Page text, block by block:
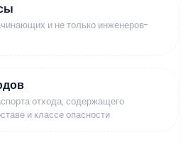
и не только инженеров-
отхода, содержащего
и классе опасности